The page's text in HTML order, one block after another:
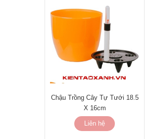
Chậu Trồng Cây Tự Tưới 18.5
X 16cm
Liên hệ